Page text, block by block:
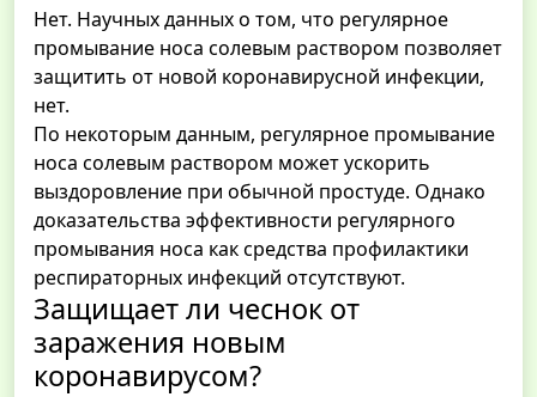
Нет. Научных данных о том, что регулярное
промывание носа солевым раствором позволяет
защитить от новой коронавирусной инфекции,
нет.
По некоторым данным, регулярное промывание
носа солевым раствором может ускорить
выздоровление при обычной простуде. Однако
доказательства эффективности регулярного
промывания носа как средства профилактики
респираторных инфекций отсутствуют.
Защищает ли чеснок от
заражения новым
коронавирусом?